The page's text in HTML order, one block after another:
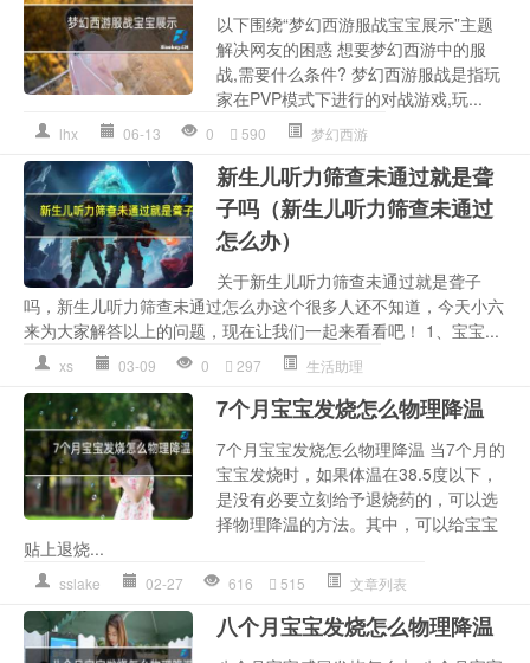
以下围绕“梦幻西游服战宝宝展示”主题
解决网友的困惑 想要梦幻西游中的服
战,需要什么条件? 梦幻西游服战是指玩
家在PVP模式下进行的对战游戏,玩...
lhx 06-13 0 590 梦幻西游
新生儿听力筛查未通过就是聋
子吗（新生儿听力筛查未通过
怎么办）
关于新生儿听力筛查未通过就是聋子
吗，新生儿听力筛查未通过怎么办这个很多人还不知道，今天小六
来为大家解答以上的问题，现在让我们一起来看看吧！ 1、宝宝...
xs 03-09 0 297 生活助理
7个月宝宝发烧怎么物理降温
7个月宝宝发烧怎么物理降温 当7个月的
宝宝发烧时，如果体温在38.5度以下，
是没有必要立刻给予退烧药的，可以选
择物理降温的方法。其中，可以给宝宝
贴上退烧...
sslake 02-27 616 515 文章列表
八个月宝宝发烧怎么物理降温